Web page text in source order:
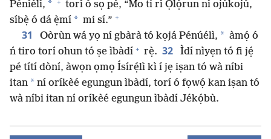
Péníélì, *
torí ó sọ pé, “Mo ti rí Ọlọ́run ní ojúkojú,
síbẹ̀ ó dá ẹ̀mí * mi sí.” +
31 Oòrùn wá yọ ní gbàrà tó kọjá Pénúélì, * àmọ́ ó
ń tiro torí ohun tó ṣe ìbàdí + rẹ̀. 32
Ìdí nìyẹn tó fi jẹ́
pé títí dòní, àwọn ọmọ Ísírẹ́lì kì í jẹ iṣan tó wà níbi
itan * ní oríkèé egungun ìbàdí, torí ó fọwọ́ kan iṣan tó
wà níbi itan ní oríkèé egungun ìbàdí Jékọ́bù.